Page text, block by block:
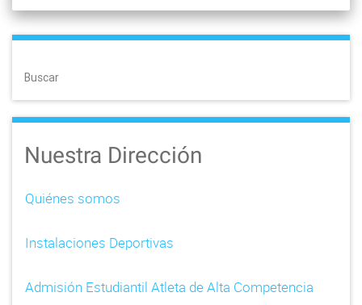
Buscar
Nuestra Dirección
Quiénes somos
Instalaciones Deportivas
Admisión Estudiantil Atleta de Alta Competencia